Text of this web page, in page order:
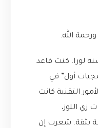
الله.
لورا. كنت قاعد
أول” في
التقنية كانت
زي اللوز،
بثقة. شعرت إن